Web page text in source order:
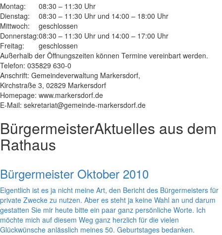
Montag:
08:30 – 11:30 Uhr
Dienstag:
08:30 – 11:30 Uhr und 14:00 – 18:00 Uhr
Mittwoch:
geschlossen
Donnerstag:08:30 – 11:30 Uhr und 14:00 – 17:00 Uhr
Freitag:
geschlossen
Außerhalb der Öffnungszeiten können Termine vereinbart werden.
Telefon: 035829 630-0
Anschrift: Gemeindeverwaltung Markersdorf,
Kirchstraße 3, 02829 Markersdorf
Homepage: www.markersdorf.de
E-Mail: sekretariat@gemeinde-markersdorf.de
BürgermeisterAktuelles aus dem
Rathaus
Bürgermeister Oktober 2010
Eigentlich ist es ja nicht meine Art, den Bericht des Bürgermeisters für
private Zwecke zu nutzen. Aber es steht ja keine Wahl an und darum
gestatten Sie mir heute bitte ein paar ganz persönliche Worte. Ich
möchte mich auf diesem Weg ganz herzlich für die vielen
Glückwünsche anlässlich meines 50. Geburtstages bedanken.